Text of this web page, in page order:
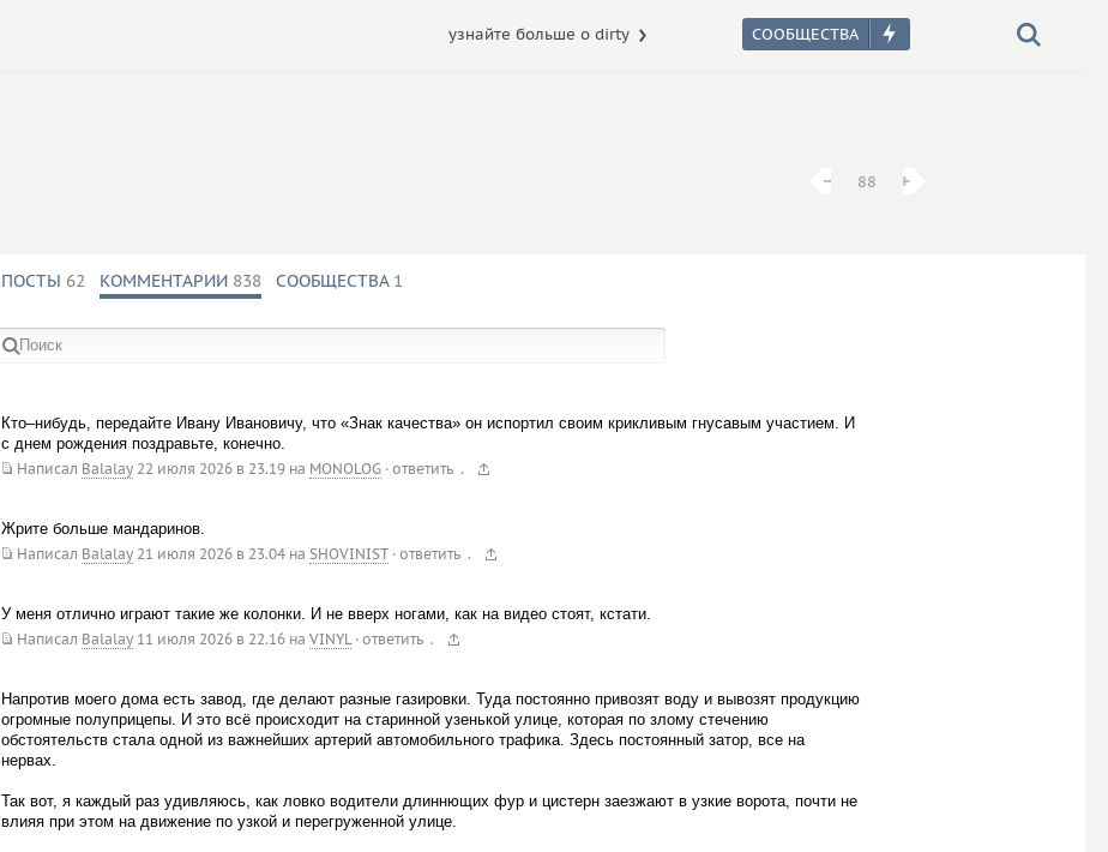
узнайте больше о dirty
− 88 +
ПОСТЫ 62 КОММЕНТАРИИ 838 СООБЩЕСТВА 1
Кто–нибудь, передайте Ивану Ивановичу, что «Знак качества» он испортил своим крикливым гнусавым участием. И
с днем рождения поздравьте, конечно.
Написал Balalay 22 июля 2026 в 23.19на MONOLOG · ответить .
Жрите больше мандаринов.
Написал Balalay 21 июля 2026 в 23.04на SHOVINIST · ответить .
У меня отлично играют такие же колонки. И не вверх ногами, как на видео стоят, кстати.
Написал Balalay 11 июля 2026 в 22.16на VINYL · ответить .
Напротив моего дома есть завод, где делают разные газировки. Туда постоянно привозят воду и вывозят продукцию
огромные полуприцепы. И это всё происходит на старинной узенькой улице, которая по злому стечению
обстоятельств стала одной из важнейших артерий автомобильного трафика. Здесь постоянный затор, все на
нервах.
Так вот, я каждый раз удивляюсь, как ловко водители длиннющих фур и цистерн заезжают в узкие ворота, почти не
влияя при этом на движение по узкой и перегруженной улице.